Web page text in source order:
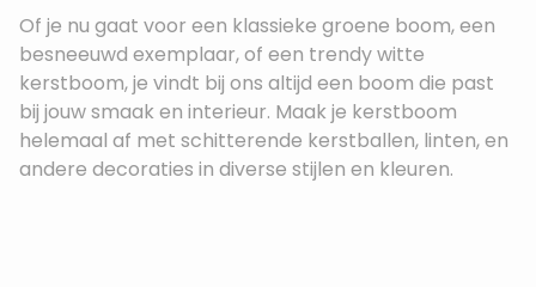
Of je nu gaat voor een klassieke groene boom, een
besneeuwd exemplaar, of een trendy witte
kerstboom, je vindt bij ons altijd een boom die past
bij jouw smaak en interieur. Maak je kerstboom
helemaal af met schitterende kerstballen, linten, en
andere decoraties in diverse stijlen en kleuren.